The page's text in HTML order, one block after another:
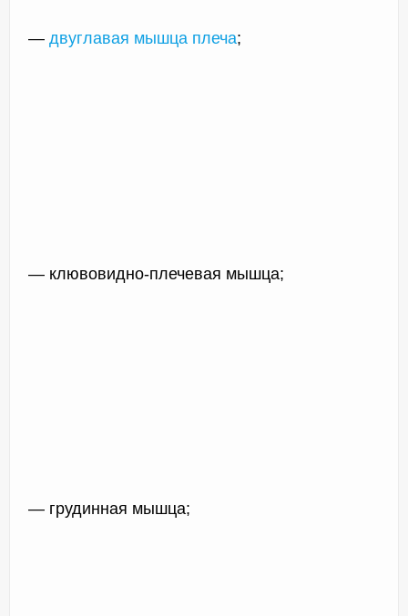
— двуглавая мышца плеча;
— клювовидно-плечевая мышца;
— грудинная мышца;